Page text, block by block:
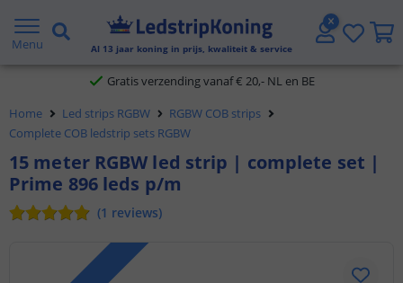
Menu Al 13 jaar koning in prijs, kwaliteit & service
5 jaar garantie
Gratis verzending vanaf € 20,- NL en BE
Klantbeoordeling 9.1
Voor 23:45 uur besteld, morgen in huis
Home Led strips RGBW
RGBW COB strips
Complete COB ledstrip sets RGBW
15 meter RGBW led strip | complete set |
Prime 896 leds p/m
(1 reviews)